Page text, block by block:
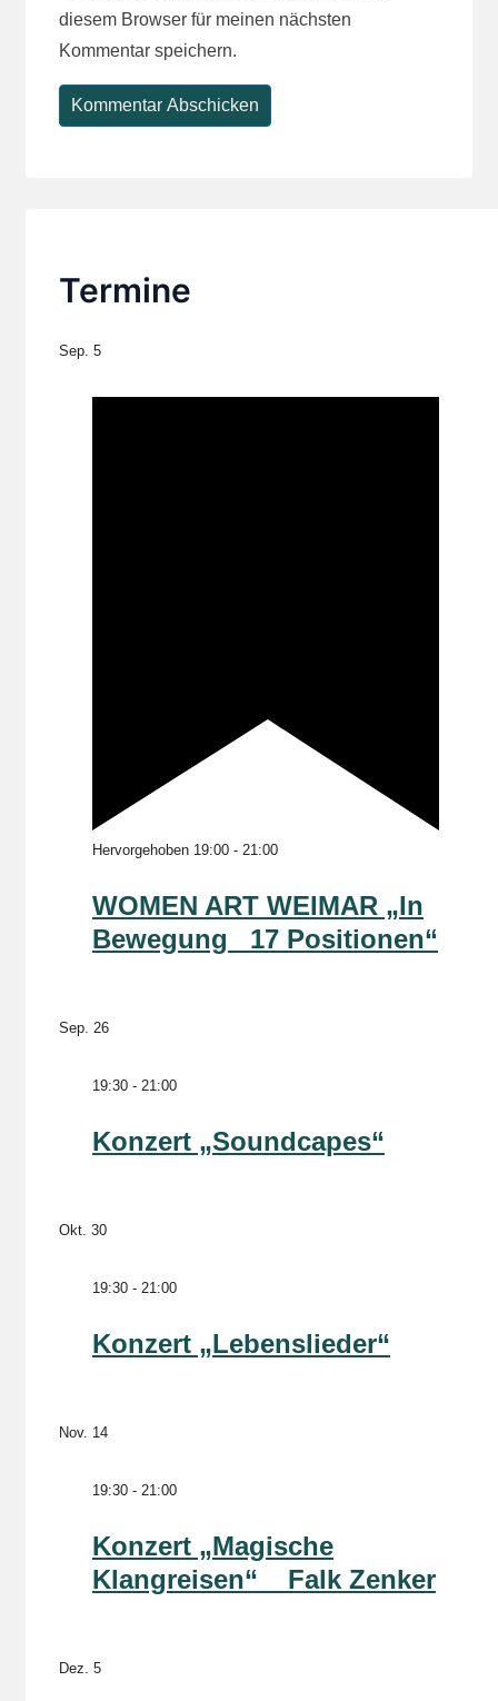
diesem Browser für meinen nächsten
Kommentar speichern.
Termine
Sep. 5
Hervorgehoben 19:00 - 21:00
WOMEN ART WEIMAR „In
Bewegung _17 Positionen“
Sep. 26
19:30 - 21:00
Konzert „Soundcapes“
Okt. 30
19:30 - 21:00
Konzert „Lebenslieder“
Nov. 14
19:30 - 21:00
Konzert „Magische
Klangreisen“ _ Falk Zenker
Dez. 5